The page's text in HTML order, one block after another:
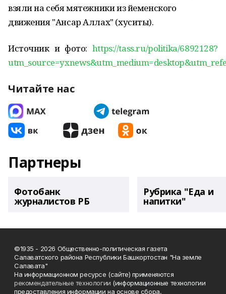
взяли на себя мятежники из йеменского
движения "Ансар Аллах" (хуситы).
Источник и фото: https://tass.ru/politika/6892128?
Читайте нас
Партнеры
Фотобанк
журналистов РБ
Рубрика "Еда и
напитки"
©1935 - 2026 Общественно-политическая газета
Салаватского района Республики Башкортостан "На земле
Салавата"
На информационном ресурсе (сайте) применяются
рекомендательные технологии (информационные технологии
предоставления информации на основе сбора,